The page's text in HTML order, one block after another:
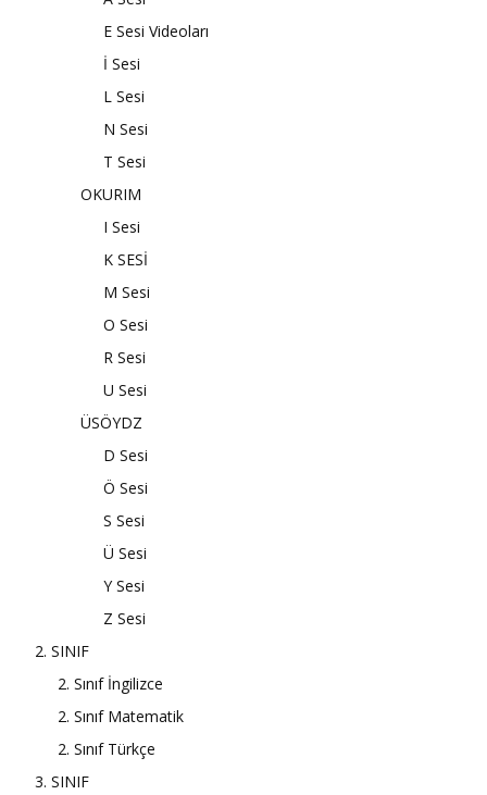
E Sesi Videoları
İ Sesi
L Sesi
N Sesi
T Sesi
OKURIM
I Sesi
K SESİ
M Sesi
O Sesi
R Sesi
U Sesi
ÜSÖYDZ
D Sesi
Ö Sesi
S Sesi
Ü Sesi
Y Sesi
Z Sesi
2. SINIF
2. Sınıf İngilizce
2. Sınıf Matematik
2. Sınıf Türkçe
3. SINIF